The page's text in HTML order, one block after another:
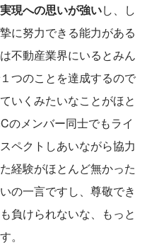
現への思いが強いし、し
に努力できる能力がある
不動産業界にいるとみん
つのことを達成するので
いくみたいなことがほと
のメンバー同士でもライ
ペクトしあいながら協力
経験がほとんど無かった
の一言ですし、尊敬でき
負けられないな、もっと
。